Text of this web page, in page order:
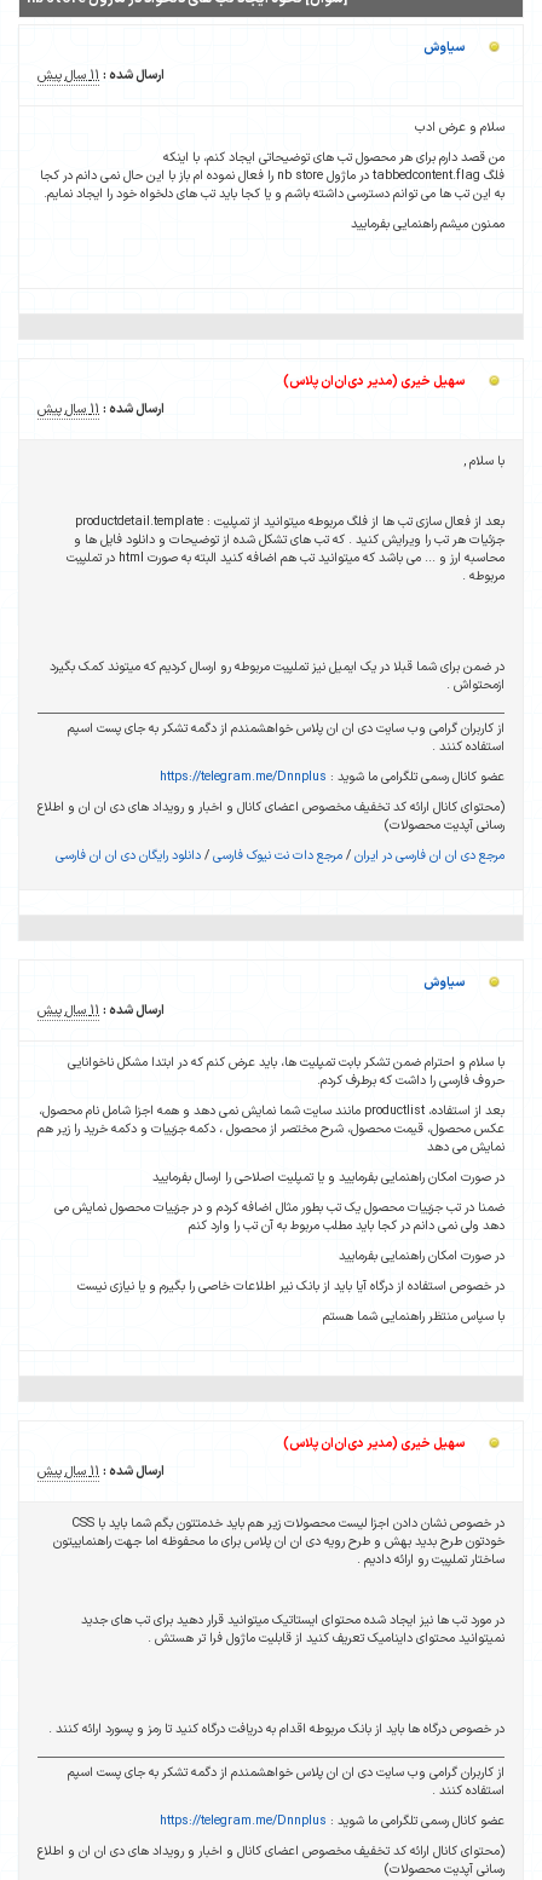
سیاوش
ارسال شده : 11 سال پیش
سلام و عرض ادب
من قصد دارم برای هر محصول تب های توضیحاتی ایجاد کنم، با اینکه
فلگ tabbedcontent.flag در ماژول nb store را فعال نموده ام باز با این حال نمی دانم در کجا
به این تب ها می توانم دسترسی داشته باشم و یا کجا باید تب های دلخواه خود را ایجاد نمایم.
ممنون میشم راهنمایی بفرمایید
سهیل خیری (مدیر دی‌ان‌ان پلاس)
ارسال شده : 11 سال پیش
با سلام ,
جزئیات هر تب را ویرایش کنید . که تب های تشکل شده از توضیحات و دانلود فایل ها و
محاسبه ارز و ... می باشد که میتوانید تب هم اضافه کنید البته به صورت html در تملپیت
مربوطه .
در ضمن برای شما قبلا در یک ایمیل نیز تملپیت مربوطه رو ارسال کردیم که میتوند کمک بگیرد
ازمحتواش .
از کاربران گرامی وب سایت دی ان ان پلاس خواهشمندم از دگمه تشکر به جای پست اسپم
استفاده کنند .
عضو کانال رسمی تلگرامی ما شوید : https://telegram.me/Dnnplus
(محتوای کانال ارائه کد تخفیف مخصوص اعضای کانال و اخبار و رویداد های دی ان ان و اطلاع
رسانی آپدیت محصولات)
مرجع دی ان ان فارسی در ایران/مرجع دات نت نیوک فارسی/دانلود رایگان دی ان ان فارسی
سیاوش
ارسال شده : 11 سال پیش
با سلام و احترام ضمن تشکر بابت تمپلیت ها، باید عرض کنم که در ابتدا مشکل ناخوانایی
حروف فارسی را داشت که برطرف کردم.
بعد از استفاده، productlist مانند سایت شما نمایش نمی دهد و همه اجزا شامل نام محصول،
عکس محصول، قیمت محصول، شرح مختصر از محصول ، دکمه جزییات و دکمه خرید را زیر هم
نمایش می دهد
در صورت امکان راهنمایی بفرمایید و یا تمپلیت اصلاحی را ارسال بفرمایید
ضمنا در تب جزییات محصول یک تب بطور مثال اضافه کردم و در جزییات محصول نمایش می
دهد ولی نمی دانم در کجا باید مطلب مربوط به آن تب را وارد کنم
در صورت امکان راهنمایی بفرمایید
در خصوص استفاده از درگاه آیا باید از بانک نیر اطلاعات خاصی را بگیرم و یا نیازی نیست
با سپاس منتظر راهنمایی شما هستم
سهیل خیری (مدیر دی‌ان‌ان پلاس)
ارسال شده : 11 سال پیش
در خصوص نشان دادن اجزا لیست محصولات زیر هم باید خدمتتون بگم شما باید با CSS
خودتون طرح بدید بهش و طرح رویه دی ان ان پلاس برای ما محفوظه اما جهت راهنماییتون
ساختار تملپیت رو ارائه دادیم .
در مورد تب ها نیز ایجاد شده محتوای ایستاتیک میتوانید قرار دهید برای تب های جدید
نمیتوانید محتوای داینامیک تعریف کنید از قابلیت ماژول فرا تر هستش .
در خصوص درگاه ها باید از بانک مربوطه اقدام به دریافت درگاه کنید تا رمز و پسورد ارائه کنند .
از کاربران گرامی وب سایت دی ان ان پلاس خواهشمندم از دگمه تشکر به جای پست اسپم
استفاده کنند .
عضو کانال رسمی تلگرامی ما شوید : https://telegram.me/Dnnplus
(محتوای کانال ارائه کد تخفیف مخصوص اعضای کانال و اخبار و رویداد های دی ان ان و اطلاع
رسانی آپدیت محصولات)